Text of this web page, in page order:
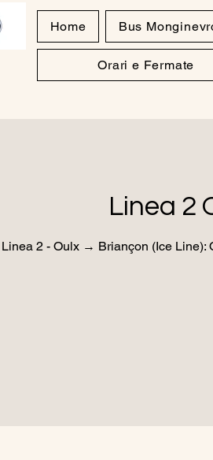
Home Bus
Orari e Fermate
Linea 2
Linea 2 - Oulx → Briançon (Ice Line):